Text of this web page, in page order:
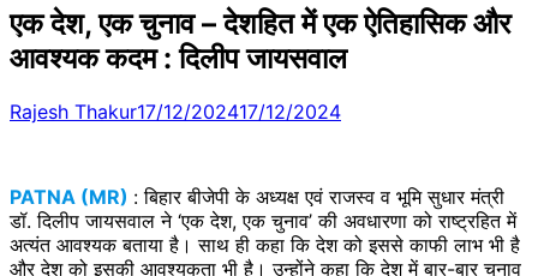
एक देश, एक चुनाव – देशहित में एक ऐतिहासिक और
आवश्यक कदम : दिलीप जायसवाल
Rajesh Thakur17/12/202417/12/2024
PATNA (MR) : बिहार बीजेपी के अध्यक्ष एवं राजस्व व भूमि सुधार मंत्री
डॉ. दिलीप जायसवाल ने ‘एक देश, एक चुनाव’ की अवधारणा को राष्ट्रहित में
अत्यंत आवश्यक बताया है। साथ ही कहा कि देश को इससे काफी लाभ भी है
और देश को इसकी आवश्यकता भी है। उन्होंने कहा कि देश में बार-बार चुनाव